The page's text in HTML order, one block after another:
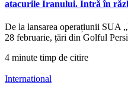
atacurile Iranului. Intră în
De la lansarea operațiunii SUA
28 februarie, țări din Golful
4 minute timp de citire
International